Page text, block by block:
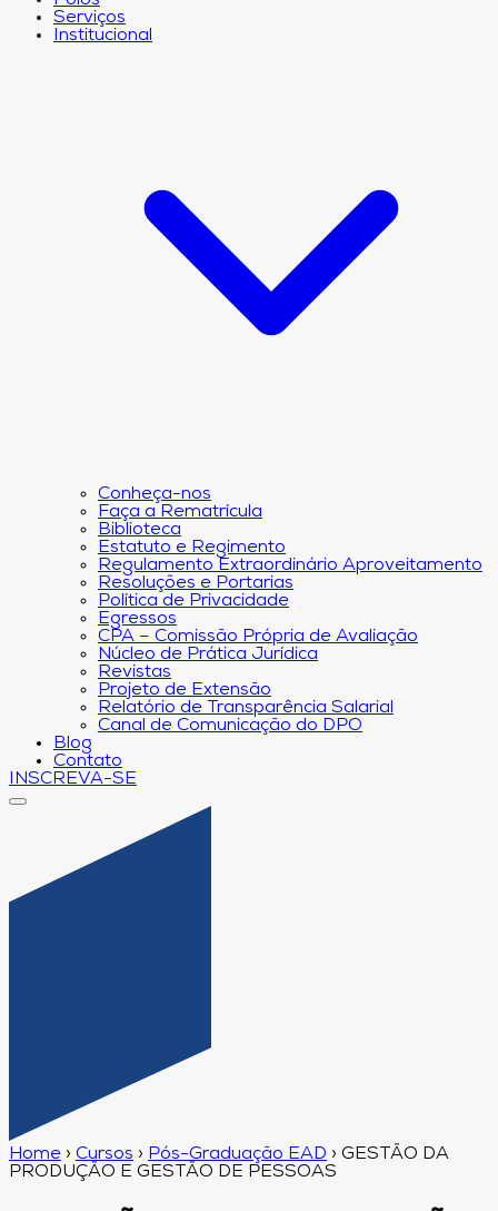
Serviços
Institucional
Conheça-nos
Faça a Rematrícula
Biblioteca
Estatuto e Regimento
Regulamento Extraordinário Aproveitamento
Resoluções e Portarias
Política de Privacidade
Egressos
CPA – Comissão Própria de Avaliação
Núcleo de Prática Jurídica
Revistas
Projeto de Extensão
Relatório de Transparência Salarial
Canal de Comunicação do DPO
Blog
Contato
INSCREVA-SE
Home › Cursos › Pós-Graduação EAD › GESTÃO DA
PRODUÇÃO E GESTÃO DE PESSOAS